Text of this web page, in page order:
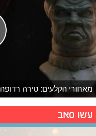
מאחורי הקלעים: טירה רדופה
עשו סאב